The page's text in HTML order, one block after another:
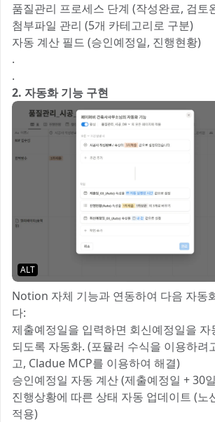
품질관리 프로세스 단계 (작성완료, 검토
첨부파일 관리 (5개 카테고리로 구분)
자동 계산 필드 (승인예정일, 진행현황)
.
.
2. 자동화 기능 구현
ALT
Notion 자체 기능과 연동하여 다음 자동
다:
제출예정일을 입력하면 회신예정일을 자
되도록 자동화. (포뮬러 수식을 이용하려
고, Cladue MCP를 이용하여 해결)
승인예정일 자동 계산 (제출예정일 + 30
진행상황에 따른 상태 자동 업데이트 (노
적용)